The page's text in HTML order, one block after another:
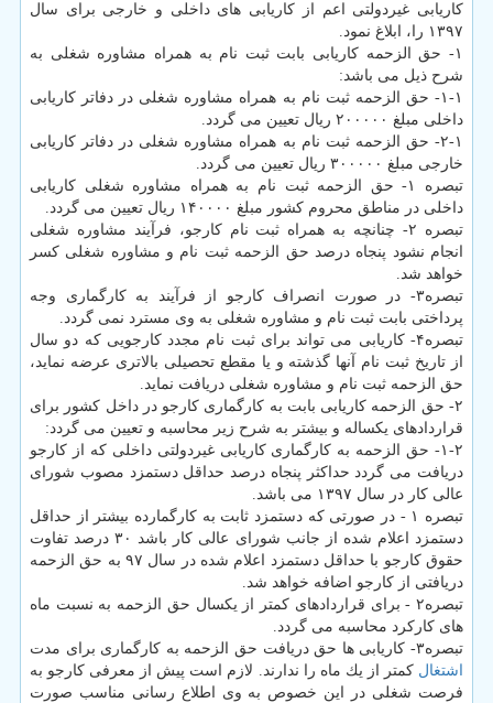
كاریابی غیردولتی اعم از كاریابی های داخلی و خارجی برای سال
۱۳۹۷ را، ابلاغ نمود.
۱- حق الزحمه كاریابی بابت ثبت نام به همراه مشاوره شغلی به
شرح ذیل می باشد:
۱-۱- حق الزحمه ثبت نام به همراه مشاوره شغلی در دفاتر كاریابی
داخلی مبلغ ۲۰۰۰۰۰ ریال تعیین می گردد.
۲-۱- حق الزحمه ثبت نام به همراه مشاوره شغلی در دفاتر كاریابی
خارجی مبلغ ۳۰۰۰۰۰ ریال تعیین می گردد.
تبصره ۱- حق الزحمه ثبت نام به همراه مشاوره شغلی كاریابی
داخلی در مناطق محروم كشور مبلغ ۱۴۰۰۰۰ ریال تعیین می گردد.
تبصره ۲- چنانچه به همراه ثبت نام كارجو، فرآیند مشاوره شغلی
انجام نشود پنجاه درصد حق الزحمه ثبت نام و مشاوره شغلی كسر
خواهد شد.
تبصره۳- در صورت انصراف كارجو از فرآیند به كارگماری وجه
پرداختی بابت ثبت نام و مشاوره شغلی به وی مسترد نمی گردد.
تبصره۴- كاریابی می تواند برای ثبت نام مجدد كارجویی كه دو سال
از تاریخ ثبت نام آنها گذشته و یا مقطع تحصیلی بالاتری عرضه نماید،
حق الزحمه ثبت نام و مشاوره شغلی دریافت نماید.
۲- حق الزحمه كاریابی بابت به كارگماری كارجو در داخل كشور برای
قراردادهای یكساله و بیشتر به شرح زیر محاسبه و تعیین می گردد:
۱-۲- حق الزحمه به كارگماری كاریابی غیردولتی داخلی كه از كارجو
دریافت می گردد حداكثر پنجاه درصد حداقل دستمزد مصوب شورای
عالی كار در سال ۱۳۹۷ می باشد.
تبصره ۱ - در صورتی كه دستمزد ثابت به كارگمارده بیشتر از حداقل
دستمزد اعلام شده از جانب شورای عالی كار باشد ۳۰ درصد تفاوت
حقوق كارجو با حداقل دستمزد اعلام شده در سال ۹۷ به حق الزحمه
دریافتی از كارجو اضافه خواهد شد.
تبصره۲ - برای قراردادهای كمتر از یكسال حق الزحمه به نسبت ماه
های كاركرد محاسبه می گردد.
تبصره۳- كاریابی ها حق دریافت حق الزحمه به كارگماری برای مدت
اشتغال كمتر از یك ماه را ندارند. لازم است پیش از معرفی كارجو به
فرصت شغلی در این خصوص به وی اطلاع رسانی مناسب صورت